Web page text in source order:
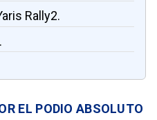
Rally2.
EL PODIO ABSOLUTO